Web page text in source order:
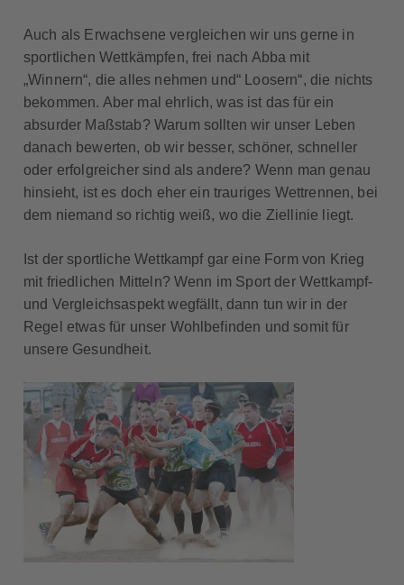
Auch als Erwachsene vergleichen wir uns gerne in
sportlichen Wettkämpfen, frei nach Abba mit
„Winnern“, die alles nehmen und“ Loosern“, die nichts
bekommen. Aber mal ehrlich, was ist das für ein
absurder Maßstab? Warum sollten wir unser Leben
danach bewerten, ob wir besser, schöner, schneller
oder erfolgreicher sind als andere? Wenn man genau
hinsieht, ist es doch eher ein trauriges Wettrennen, bei
dem niemand so richtig weiß, wo die Ziellinie liegt.
Ist der sportliche Wettkampf gar eine Form von Krieg
mit friedlichen Mitteln? Wenn im Sport der Wettkampf-
und Vergleichsaspekt wegfällt, dann tun wir in der
Regel etwas für unser Wohlbefinden und somit für
unsere Gesundheit.